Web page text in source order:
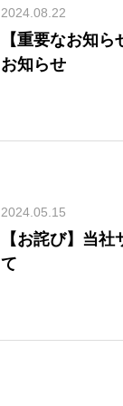
2024.08.22
【重要なお知
お知らせ
2024.05.15
【お詫び】当
て